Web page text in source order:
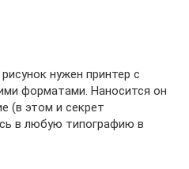
нужен принтер с
форматами. Наносится он
(в этом и секрет
в любую типографию в